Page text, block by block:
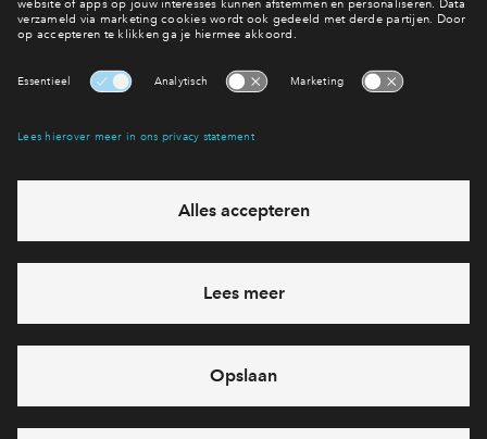
Wonen in Reeve
eventuele projecten
Ja, ik wil mij aanmelden
Heb je een vraag en wil je direct antwoord? Bel ons op088
71 22 660
6 dagen per week beschikbaar (behalve tijdens
feestdagen)